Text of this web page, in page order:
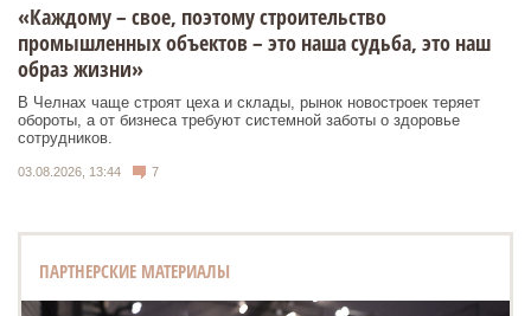
«Каждому – свое, поэтому строительство
промышленных объектов – это наша судьба, это наш
образ жизни»
В Челнах чаще строят цеха и склады, рынок новостроек теряет
обороты, а от бизнеса требуют системной заботы о здоровье
сотрудников.
03.08.2026, 13:44 7
ПАРТНЕРСКИЕ МАТЕРИАЛЫ